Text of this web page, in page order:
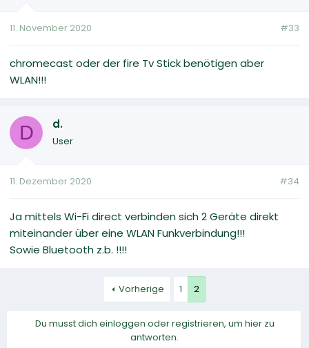
11. November 2020 #33
chromecast oder der fire Tv Stick benötigen aber
WLAN!!!
D d.
User
11. Dezember 2020 #34
Ja mittels Wi-Fi direct verbinden sich 2 Geräte direkt
miteinander über eine WLAN Funkverbindung!!!
Sowie Bluetooth z.b. !!!!
Vorherige 1 2
Du musst dich einloggen oder registrieren, um hier zu
antworten.